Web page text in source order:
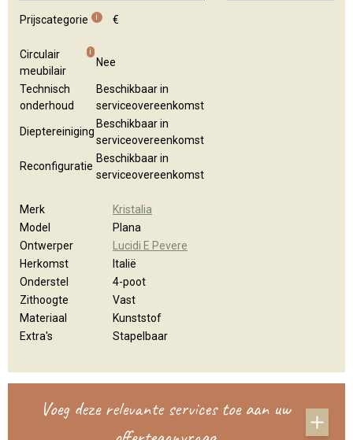
Prijscategorie i €
Circulair
meubilair
i
Nee
Technisch
onderhoud
Beschikbaar in
serviceovereenkomst
Dieptereiniging
Beschikbaar in
serviceovereenkomst
Reconfiguratie
Beschikbaar in
serviceovereenkomst
Merk
Kristalia
Model
Plana
Ontwerper
Lucidi E Pevere
Herkomst
Italië
Onderstel
4-poot
Zithoogte
Vast
Materiaal
Kunststof
Extra's
Stapelbaar
Voeg deze relevante services toe aan uw